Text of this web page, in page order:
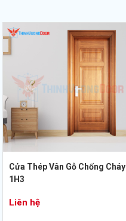
Cửa Thép Vân Gỗ Chống Cháy
1H3
Liên hệ